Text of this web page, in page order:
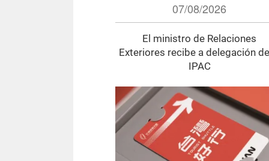
07/08/2026
El ministro de Relaciones
Exteriores recibe a delegación
IPAC